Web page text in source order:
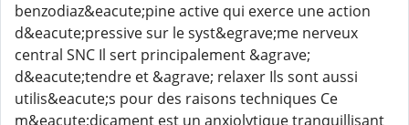
benzodiaz&eacute;pine active qui exerce une action
d&eacute;pressive sur le syst&egrave;me nerveux
central SNC Il sert principalement &agrave;
d&eacute;tendre et &agrave; relaxer Ils sont aussi
utilis&eacute;s pour des raisons techniques Ce
m&eacute;dicament est un anxiolytique tranquillisant